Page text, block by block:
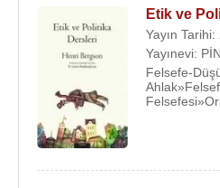
Etik ve
Yayın
Yayınevi:
Felsefe-